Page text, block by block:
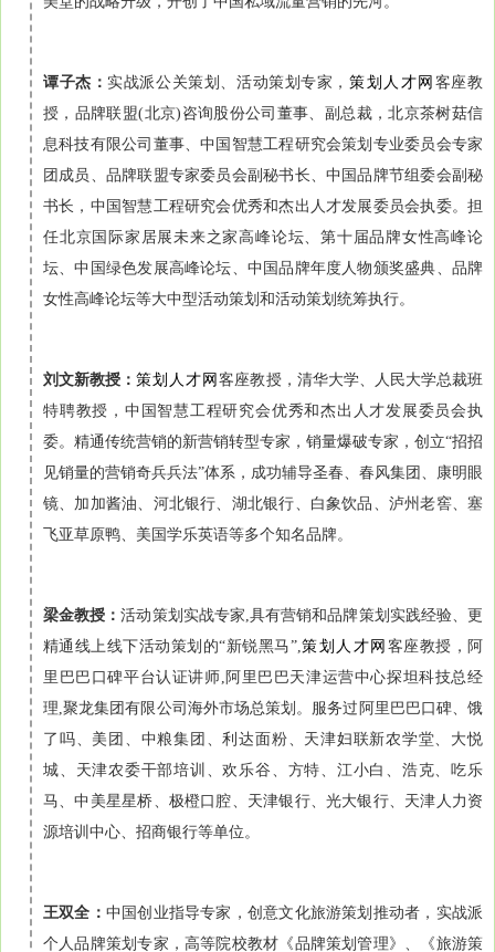
谭子杰： 实战派公关策划、活动策划专家， 策划人才网 客座教
授，品牌联盟(北京)咨询股份公司董事、副总裁，北京茶树菇信
息科技有限公司董事、中国智慧工程研究会策划专业委员会专家
团成员、品牌联盟专家委员会副秘书长、中国品牌节组委会副秘
书长，中国智慧工程研究会优秀和杰出人才发展委员会执委。担
任北京国际家居展未来之家高峰论坛、第十届品牌女性高峰论
坛、中国绿色发展高峰论坛、中国品牌年度人物颁奖盛典、品牌
女性高峰论坛等大中型活动策划和活动策划统筹执行。
刘文新教授：策划人才网客座教授，清华大学、人民大学总裁班
特聘教授，中国智慧工程研究会优秀和杰出人才发展委员会执
委。精通传统营销的新营销转型专家，销量爆破专家，创立“招招
见销量的营销奇兵兵法”体系，成功辅导圣春、春风集团、康明眼
镜、加加酱油、河北银行、湖北银行、白象饮品、泸州老窖、塞
飞亚草原鸭、美国学乐英语等多个知名品牌。
梁金教授：活动策划实战专家,具有营销和品牌策划实践经验、更
精通线上线下活动策划的“新锐黑马”,策划人才网 客座教授，阿
里巴巴口碑平台认证讲师,阿里巴巴天津运营中心探坦科技总经
理,聚龙集团有限公司海外市场总策划。服务过阿里巴巴口碑、饿
了吗、美团、中粮集团、利达面粉、天津妇联新农学堂、大悦
城、天津农委干部培训、欢乐谷、方特、江小白、浩克、吃乐
马、中美星星桥、极橙口腔、天津银行、光大银行、天津人力资
源培训中心、招商银行等单位。
王双全： 中国创业指导专家，创意文化旅游策划推动者，实战派
个人品牌策划专家，高等院校教材《品牌策划管理》、《旅游策